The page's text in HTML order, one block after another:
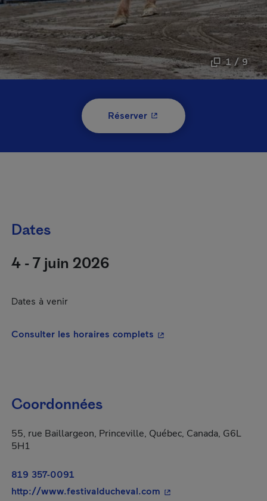
1 / 9
Réserver- Cet hyperlien s'ouvrira
Dates
4 - 7 juin 2026
Dates à venir
Consulter les horaires complets - Cet hyperlien
Coordonnées
55, rue Baillargeon, Princeville, Québec, Canada, G6L
5H1
819 357-0091
http://www.festivalducheval.com - Cet hyperlien